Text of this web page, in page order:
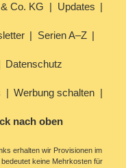
Co. KG Updates
Serien A–Z
Datenschutz
Werbung schalten
nach oben
erhalten wir Provisionen im
keine Mehrkosten für